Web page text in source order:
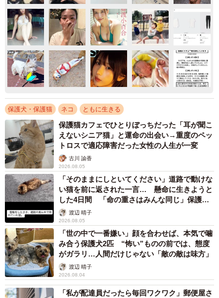
保護犬・保護猫 ネコ ともに生きる
保護猫カフェでひとりぼっちだった「耳が聞こ
えないシニア猫」と運命の出会い→重度のペッ
トロスで適応障害だった女性の人生が一変
古川 諭香
2026.08.05
「そのままにしといてください」道路で動けな
い猫を前に返された一言… 懸命に生きようと
した4日間 「命の重さはみんな同じ」保護団
体代表の訴え
渡辺 晴子
2026.08.05
「世の中で一番嫌い」顔を合わせば、本気で噛
み合う保護犬2匹 “怖い”ものの前では、態度
がガラリ…人間だけじゃない「敵の敵は味方」
渡辺 晴子
2026.08.04
「私が配達員だったら毎回ワクワク」郵便屋さ